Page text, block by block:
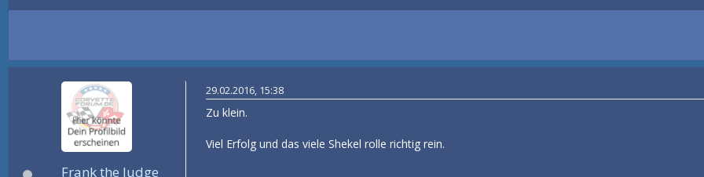
Frank the Judge
29.02.2016, 15:38
Zu klein.
Viel Erfolg und das viele Shekel rolle richtig rein.